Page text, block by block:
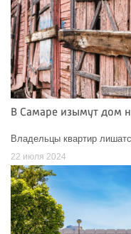
В Самаре изымут дом
Владельцы квартир
22 июля 2024